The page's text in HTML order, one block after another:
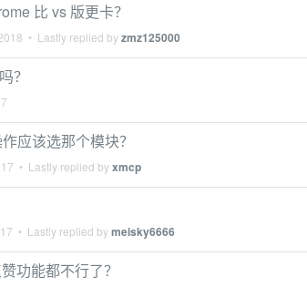
比 vs 版更卡？
• Lastly replied byzmz125000
？
应该选那个模块？
• Lastly replied byxmcp
• Lastly replied bymeisky6666
功能都不行了？